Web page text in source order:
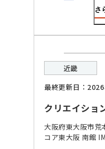
さ
近畿
最終更新日：
クリエイショ
大阪府東大阪市荒
コア東大阪 南館